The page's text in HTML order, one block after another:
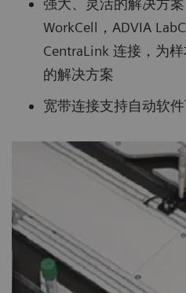
强大、灵活的解决方
WorkCell，ADVIA
CentraLink 连接，为
的解决方案
宽带连接支持自动软